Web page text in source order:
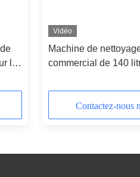
le
Vidéo
Machine de
commercial de 140
Contactez-nous